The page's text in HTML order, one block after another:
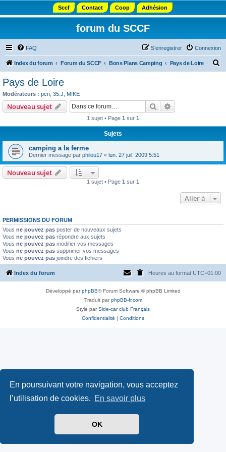
En poursuivant votre navigation, vous acceptez
l’utilisation de cookies. En savoir plus
OK
Sccf Contact Coop Adhésion
forum du SCCF
FAQ Connexion
S’enregistrer
Index du forum Forum du SCCF Bons Plans Camping Pays de Loire
Pays de Loire
Modérateurs : pcn 35.J MIKE
Nouveau sujet Rechercher
1 sujet • Page 1 sur 1
Sujets
camping a la ferme
Dernier message par philou17 « lun. 27 juil. 2009 5:51
Nouveau sujet
1 sujet • Page 1 sur 1
Aller à
PERMISSIONS DU FORUM
Vous ne pouvez pas poster de nouveaux sujets
Vous ne pouvez pas répondre aux sujets
Vous ne pouvez pas modifier vos messages
Vous ne pouvez pas supprimer vos messages
Vous ne pouvez pas joindre des fichiers
Index du forum Heures au format UTC+01:00
Développé parphpBB® Forum Software © phpBB Limited
Traduit parphpBB-fr.com
Style parSide-car club Français
Confidentialité | Conditions